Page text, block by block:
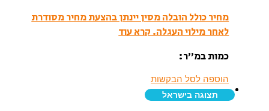
מחיר כולל הובלה מסין יינתן בהצעת מחיר מסודרת
לאחר מילוי העגלה.קרא עוד
כמות במ”ר:
הוספה לסל הבקשות
תצוגה בישראל